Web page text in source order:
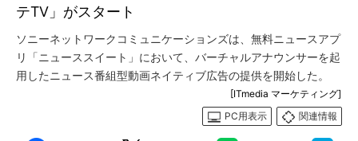
テTV」がスタート
ソニーネットワークコミュニケーションズは、無料ニュースアプ
リ「ニューススイート」において、バーチャルアナウンサーを起
用したニュース番組型動画ネイティブ広告の提供を開始した。
[ITmedia マーケティング]
PC用表示
関連情報